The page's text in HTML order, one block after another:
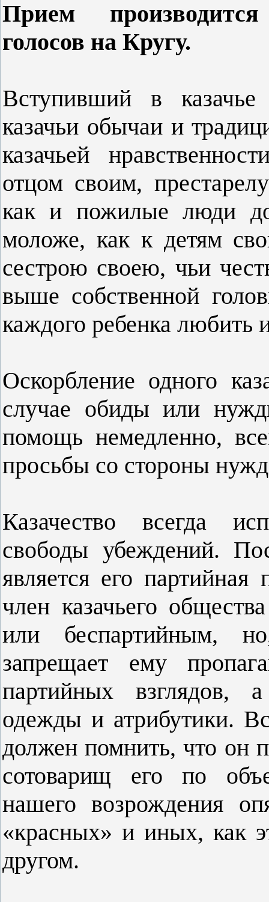
Прием
голосов на Кругу.
Вступивший в казачье
казачьи обычаи и
казачьей
отцом своим,
как и пожилые люди
моложе, как к детям
сестрою своею, чьи
выше собственной
каждого ребенка любить
Оскорбление одного
случае обиды или
помощь немедленно,
просьбы со стороны
Казачество всегда
свободы убеждений.
является его
член казачьего
или беспартийным,
запрещает ему
партийных взглядов,
одежды и атрибутики.
должен помнить, что он
сотоварищ его по
нашего возрождения
«красных» и иных, как
другом.